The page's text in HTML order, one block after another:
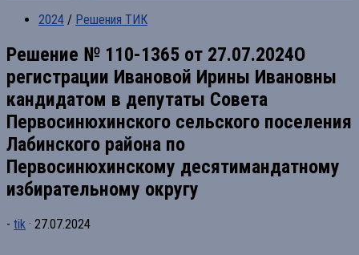
2024 / Решения ТИК
Решение № 110-1365 от 27.07.2024О
регистрации Ивановой Ирины Ивановны
кандидатом в депутаты Совета
Первосинюхинского сельского поселения
Лабинского района по
Первосинюхинскому десятимандатному
избирательному округу
- tik · 27.07.2024